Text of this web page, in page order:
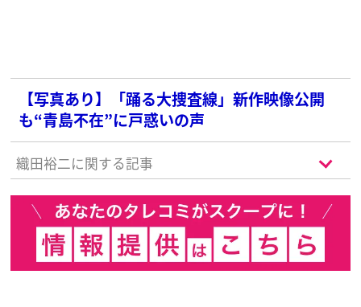
【写真あり】「踊る大捜査線」新作映像公開
も“青島不在”に戸惑いの声
織田裕二に関する記事